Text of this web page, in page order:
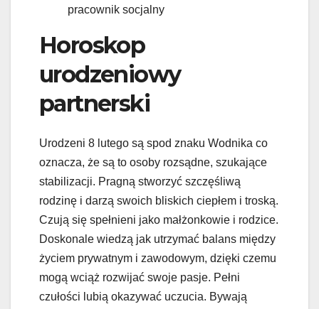
pracownik socjalny
Horoskop
urodzeniowy
partnerski
Urodzeni 8 lutego są spod znaku Wodnika co
oznacza, że są to osoby rozsądne, szukające
stabilizacji. Pragną stworzyć szczęśliwą
rodzinę i darzą swoich bliskich ciepłem i troską.
Czują się spełnieni jako małżonkowie i rodzice.
Doskonale wiedzą jak utrzymać balans między
życiem prywatnym i zawodowym, dzięki czemu
mogą wciąż rozwijać swoje pasje. Pełni
czułości lubią okazywać uczucia. Bywają